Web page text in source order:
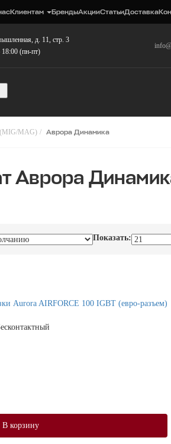
Клиентам БрендыАкцииСтатьиДоставка
д. 11, стр. 3
(пн-пт)
(MIG/MAG) Аврора Динамика
Аврора
Показать:
Aurora AIRFORCE 100 IGBT (евро-разъем)
В корзину